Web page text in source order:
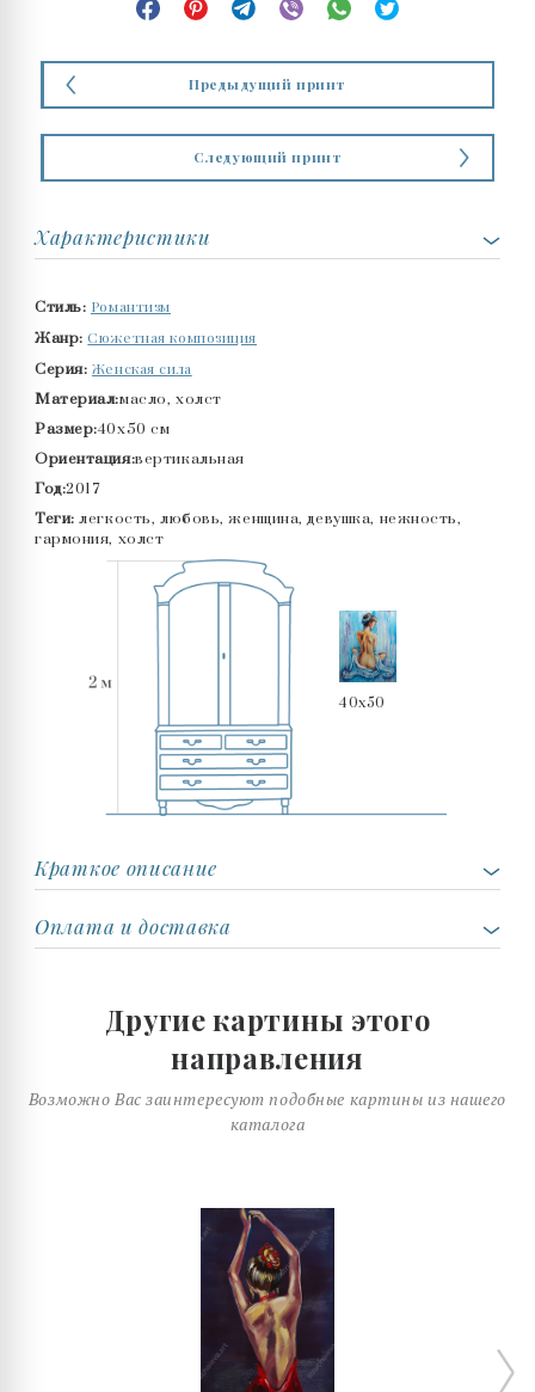
Предыдущий принт
Следующий принт
Характеристики
Стиль: Романтизм
Жанр: Сюжетная композиция
Серия: Женская сила
Материал:масло, холст
Размер:40x50 см
Ориентация:вертикальная
Год:2017
Теги: легкость, любовь, женщина, девушка, нежность,
гармония, холст
40x50
Краткое описание
Оплата и доставка
Другие картины этого
направления
Возможно Вас заинтересуют подобные картины из нашего
каталога